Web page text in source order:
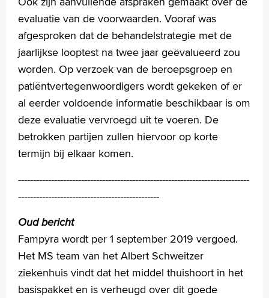
Tekstgrootte A
Voorleesfunctie
Language
Zoeken
English
Français
Polski
Türkçe
evaluatie van de voorwaarden. Vooraf was
afgesproken dat de behandelstrategie met de
jaarlijkse looptest na twee jaar geëvalueerd zou
worden. Op verzoek van de beroepsgroep en
patiëntvertegenwoordigers wordt gekeken of er
al eerder voldoende informatie beschikbaar is om
deze evaluatie vervroegd uit te voeren. De
betrokken partijen zullen hiervoor op korte
termijn bij elkaar komen.
-----------------------------------------------------------------------------
-----------------------------------------------
Oud bericht
Fampyra wordt per 1 september 2019 vergoed.
Het MS team van het Albert Schweitzer
ziekenhuis vindt dat het middel thuishoort in het
basispakket en is verheugd over dit goede